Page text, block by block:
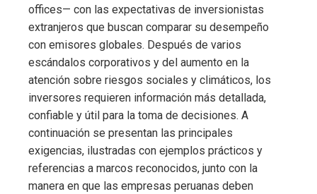
offices— con las expectativas de inversionistas
extranjeros que buscan comparar su desempeño
con emisores globales. Después de varios
escándalos corporativos y del aumento en la
atención sobre riesgos sociales y climáticos, los
inversores requieren información más detallada,
confiable y útil para la toma de decisiones. A
continuación se presentan las principales
exigencias, ilustradas con ejemplos prácticos y
referencias a marcos reconocidos, junto con la
manera en que las empresas peruanas deben